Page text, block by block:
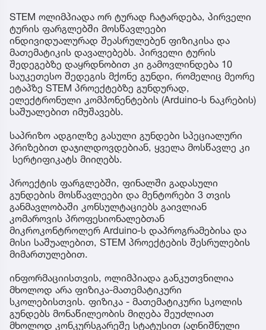
STEM ოლიმპიადა ორ ტურად ჩატარდება, პირველი
ტურის ფარგლებში მოსწავლეები
ინდივიდუალურად შეასრულებენ ფიზიკისა და
მათემატიკის დავალებებს. პირველი ტურის
შედეგებზე დაყრდნობით კი გამოვლინდება 10
საუკეთესო შედეგის მქონე გუნდი, რომელიც მეორე
ეტაპზე STEM პროექტებზე გუნდურად,
ელექტრონული კომპონენტების (Arduino-ს ნაკრების)
საშუალებით იმუშავებს.
საპრიზო ადგილზე გასული გუნდები სპეციალური
პრიზებით დაჯილდოვდებიან, ყველა მოსწავლე კი
სერტიფიკატს მიიღებს.
პროექტის ფარგლებში, ფინალში გადასული
გუნდების მოსწავლეები და მენტორები 3 თვის
განმავლობაში კონსულტაციებს გაივლიან
კომაროვის პროფესიონალებთან
მიკროკონტროლერ Arduino-ს დაპროგრამებისა და
მისი საშუალებით, STEM პროექტების შესრულების
მიმართულებით.
ინფორმაციისთვის, ოლიმპიადა განკუთვნილია
მხოლოდ არა ფიზიკა-მათემატიკური
სკოლებისთვის. ფიზიკა - მათემატიკური სკოლის
გუნდებს მონაწილეობის მიღება შეუძლიათ
მხოლოდ კონკურსგარეშე სტატუსით (აღნიშნული